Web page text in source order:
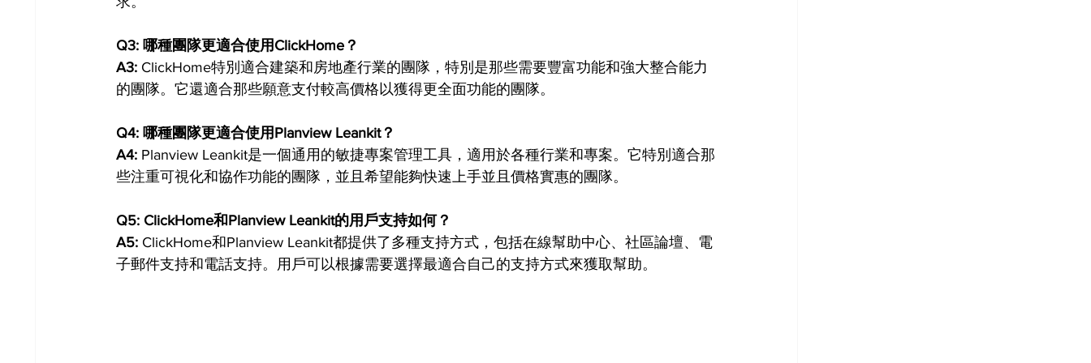
Q3: 哪種團隊更適合使用ClickHome？
A3: ClickHome特別適合建築和房地產行業的團隊，特別是那些需要豐富功能和強大整合能力
的團隊。它還適合那些願意支付較高價格以獲得更全面功能的團隊。
Q4: 哪種團隊更適合使用Planview Leankit？
A4: Planview Leankit是一個通用的敏捷專案管理工具，適用於各種行業和專案。它特別適合那
些注重可視化和協作功能的團隊，並且希望能夠快速上手並且價格實惠的團隊。
Q5: ClickHome和Planview Leankit的用戶支持如何？
A5: ClickHome和Planview Leankit都提供了多種支持方式，包括在線幫助中心、社區論壇、電
子郵件支持和電話支持。用戶可以根據需要選擇最適合自己的支持方式來獲取幫助。